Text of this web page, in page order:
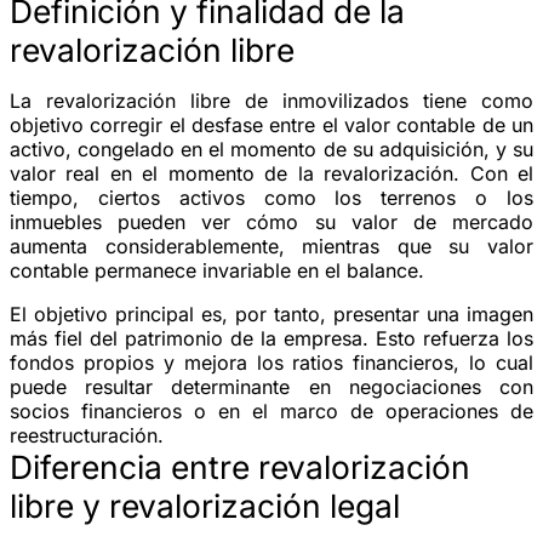
Definición y finalidad de la
revalorización libre
La revalorización libre de inmovilizados tiene como
objetivo corregir el desfase entre el valor contable de un
activo, congelado en el momento de su adquisición, y su
valor real en el momento de la revalorización. Con el
tiempo, ciertos activos como los terrenos o los
inmuebles pueden ver cómo su valor de mercado
aumenta considerablemente, mientras que su valor
contable permanece invariable en el balance.
El objetivo principal es, por tanto, presentar una imagen
más fiel del patrimonio de la empresa. Esto refuerza los
fondos propios y mejora los ratios financieros, lo cual
puede resultar determinante en negociaciones con
socios financieros o en el marco de operaciones de
reestructuración.
Diferencia entre revalorización
libre y revalorización legal